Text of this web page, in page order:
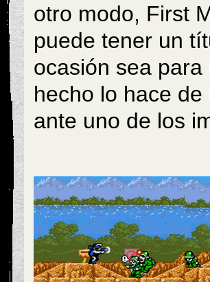
otro modo, First
puede tener un
ocasión sea
hecho lo hace
ante uno de los